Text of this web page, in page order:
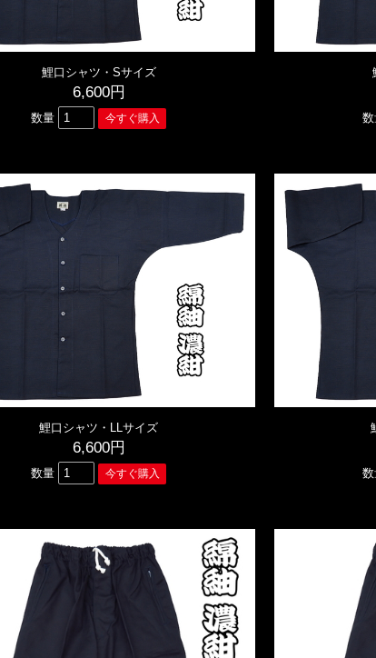
鯉口シャツ・Sサイズ
6,600円
数量
鯉口シャツ・LLサイズ
6,600円
数量